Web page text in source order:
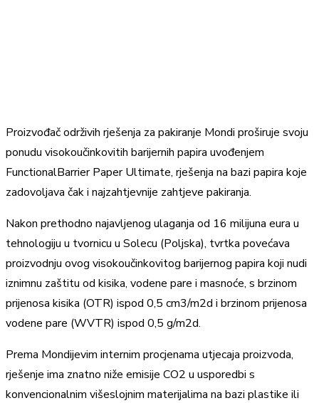
Proizvođač održivih rješenja za pakiranje Mondi proširuje svoju
ponudu visokoučinkovitih barijernih papira uvođenjem
FunctionalBarrier Paper Ultimate, rješenja na bazi papira koje
zadovoljava čak i najzahtjevnije zahtjeve pakiranja.
Nakon prethodno najavljenog ulaganja od 16 milijuna eura u
tehnologiju u tvornicu u Solecu (Poljska), tvrtka povećava
proizvodnju ovog visokoučinkovitog barijernog papira koji nudi
iznimnu zaštitu od kisika, vodene pare i masnoće, s brzinom
prijenosa kisika (OTR) ispod 0,5 cm3/m2d i brzinom prijenosa
vodene pare (WVTR) ispod 0,5 g/m2d.
Prema Mondijevim internim procjenama utjecaja proizvoda,
rješenje ima znatno niže emisije CO2 u usporedbi s
konvencionalnim višeslojnim materijalima na bazi plastike ili